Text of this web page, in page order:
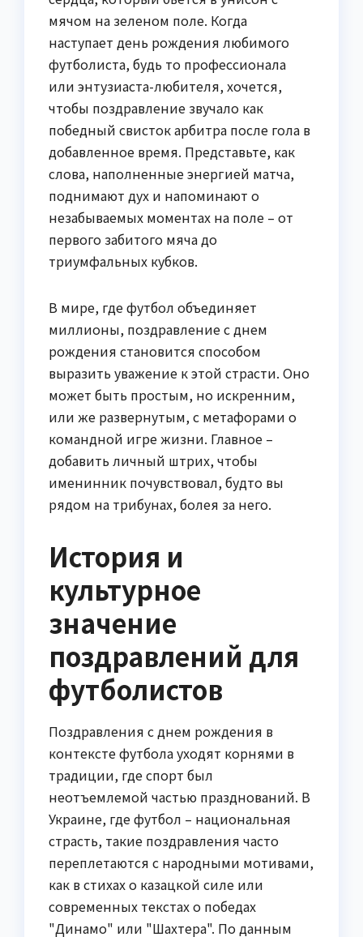
мячом на зеленом поле. Когда
наступает день рождения любимого
футболиста, будь то профессионала
или энтузиаста-любителя, хочется,
чтобы поздравление звучало как
победный свисток арбитра после гола в
добавленное время. Представьте, как
слова, наполненные энергией матча,
поднимают дух и напоминают о
незабываемых моментах на поле – от
первого забитого мяча до
триумфальных кубков.
В мире, где футбол объединяет
миллионы, поздравление с днем
рождения становится способом
выразить уважение к этой страсти. Оно
может быть простым, но искренним,
или же развернутым, с метафорами о
командной игре жизни. Главное –
добавить личный штрих, чтобы
именинник почувствовал, будто вы
рядом на трибунах, болея за него.
История и
культурное
значение
поздравлений для
футболистов
Поздравления с днем рождения в
контексте футбола уходят корнями в
традиции, где спорт был
неотъемлемой частью празднований. В
Украине, где футбол – национальная
страсть, такие поздравления часто
переплетаются с народными мотивами,
как в стихах о казацкой силе или
современных текстах о победах
"Динамо" или "Шахтера". По данным